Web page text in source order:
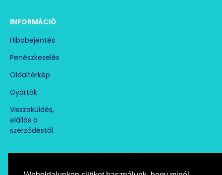
INFORMÁCIÓ
Hibabejentés
Penészkezelés
Oldaltérkép
Gyártók
Visszaküldés,
elállás a
szerződéstől